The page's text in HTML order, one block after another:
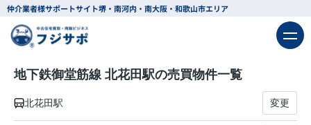
仲介業者様サポートサイト堺・南河内・南大阪・和歌山市エリア
地下鉄御堂筋線 北花田駅の売買物件一覧
北花田駅 変更